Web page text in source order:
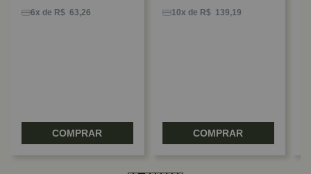
6x de R$ 63,26
COMPRAR
10x de R$ 139,19
COMPRAR